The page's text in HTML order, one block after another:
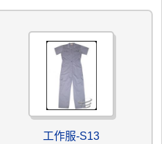
工作服-S13